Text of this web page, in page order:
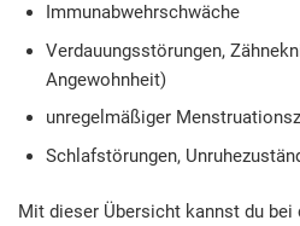
Immunabwehrschwäche
Verdauungsstörungen,
Angewohnheit)
unregelmäßiger
Schlafstörungen,
Mit dieser Übersicht kannst du bei